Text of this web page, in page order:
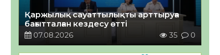
Қаржылық сауаттылықты арттыруға
бағытталған кездесу өтті
07.08.2026
35 0